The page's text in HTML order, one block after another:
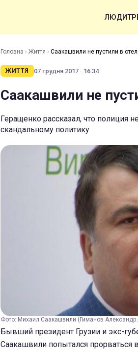
ЛЮДИ
Головна › Життя › Саакашвили не пустили в
ЖИТТЯ 07 грудня 2017 · 16:34
Саакашвили не
Геращенко рассказал, что полиция
скандальному политику
Фото: Михаил Саакашвили (Гиманов
Бывший президент Грузии и экс-
Саакашвили попытался прорваться